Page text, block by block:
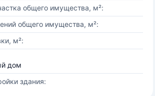
общего имущества, м²:
общего имущества, м²:
м²:
дом
здания: